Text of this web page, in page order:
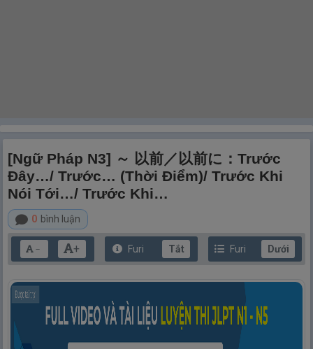
[Ngữ Pháp N3] ～ 以前／以前に：Trước
Đây…/ Trước… (thời Điểm)/ Trước Khi
Nói Tới…/ Trước Khi…
0 bình luận
－ + Furi Tắt Furi Dưới